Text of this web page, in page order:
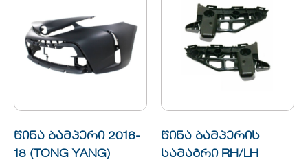
წინა ბამპერი 2016-
18 (TONG YANG)
წინა ბამპერის
სამაგრი RH/LH